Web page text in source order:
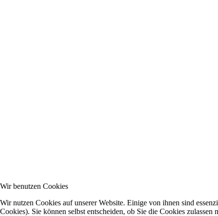
Wir benutzen Cookies
Wir nutzen Cookies auf unserer Website. Einige von ihnen sind
Cookies). Sie können selbst entscheiden, ob Sie die Cookies